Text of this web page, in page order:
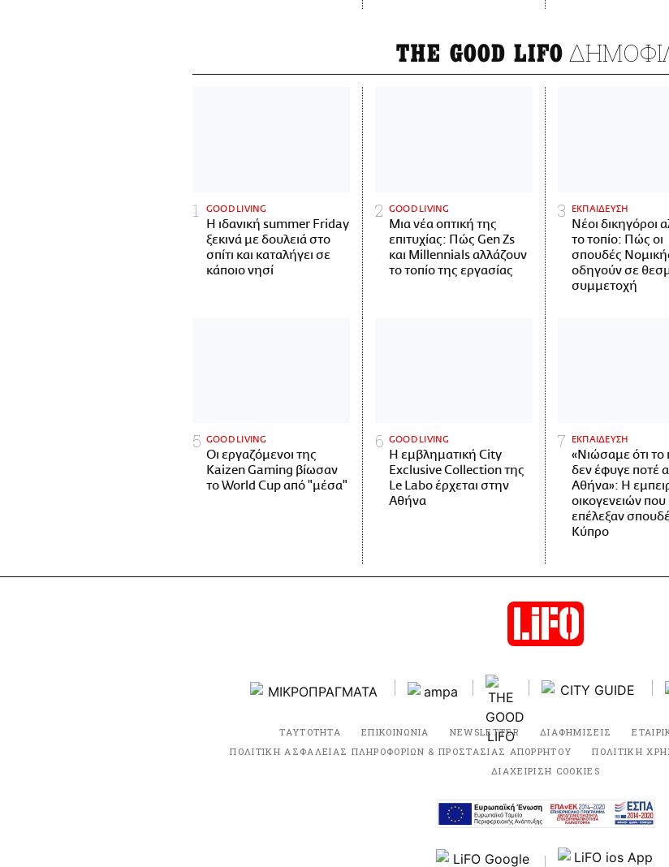
THE GOOD LIFO
GOOD LIVING
Η ιδανική summer Friday
ξεκινά με δουλειά στο
σπίτι και καταλήγει σε
κάποιο νησί
GOOD LIVING
Μια νέα οπτική της
επιτυχίας: Πώς Gen Zs
και Millennials αλλάζουν
το τοπίο της εργασίας
ΕΚΠΑΙΔΕΥΣΗ
Νέοι δικηγόροι
το τοπίο: Πώς οι
σπουδές
οδηγούν σε
συμμετοχή
GOOD LIVING
Οι εργαζόμενοι της
Kaizen Gaming βίωσαν
το World Cup από "μέσα"
GOOD LIVING
Η εμβληματική City
Exclusive Collection της
Le Labo έρχεται στην
Αθήνα
ΕΚΠΑΙΔΕΥΣΗ
«Νιώσαμε ότι το
δεν έφυγε ποτέ
Αθήνα»: Η
οικογενειών που
επέλεξαν
Κύπρο
ΤΑΥΤΟΤΗΤΑ ΕΠΙΚΟΙΝΩΝΙΑ NEWSLETTER ΔΙΑΦΗΜΙΣΕΙΣ
ΠΟΛΙΤΙΚΗ ΑΣΦΑΛΕΙΑΣ ΠΛΗΡΟΦΟΡΙΩΝ & ΠΡΟΣΤΑΣΙΑΣ ΑΠΟΡΡΗΤΟΥ
ΠΟΛΙΤΙΚΗ
ΔΙΑΧΕΙΡΙΣΗ COOKIES